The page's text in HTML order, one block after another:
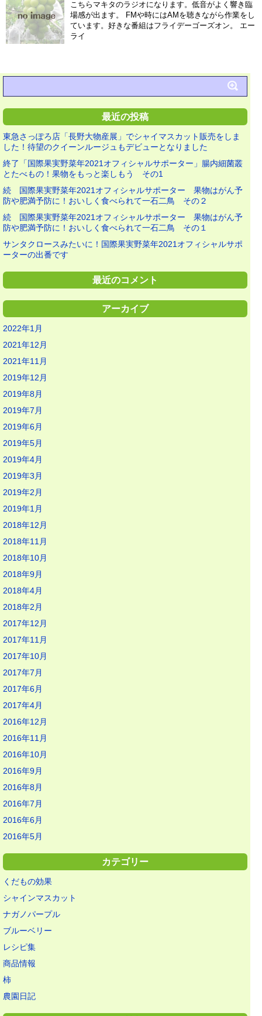
こちらマキタのラジオになります。低音がよく響き臨
場感が出ます。 FMや時にはAMを聴きながら作業をし
ています。好きな番組はフライデーゴーズオン。 エー
ライ
最近の投稿
東急さっぽろ店「長野大物産展」でシャイマスカット販売をしま
した！待望のクイーンルージュもデビューとなりました
終了「国際果実野菜年2021オフィシャルサポーター」腸内細菌叢
とたべもの！果物をもっと楽しもう その1
続 国際果実野菜年2021オフィシャルサポーター 果物はがん予
防や肥満予防に！おいしく食べられて一石二鳥 その２
続 国際果実野菜年2021オフィシャルサポーター 果物はがん予
防や肥満予防に！おいしく食べられて一石二鳥 その１
サンタクロースみたいに！国際果実野菜年2021オフィシャルサポ
ーターの出番です
最近のコメント
アーカイブ
2022年1月
2021年12月
2021年11月
2019年12月
2019年8月
2019年7月
2019年6月
2019年5月
2019年4月
2019年3月
2019年2月
2019年1月
2018年12月
2018年11月
2018年10月
2018年9月
2018年4月
2018年2月
2017年12月
2017年11月
2017年10月
2017年7月
2017年6月
2017年4月
2016年12月
2016年11月
2016年10月
2016年9月
2016年8月
2016年7月
2016年6月
2016年5月
カテゴリー
くだもの効果
シャインマスカット
ナガノパープル
ブルーベリー
レシピ集
商品情報
柿
農園日記